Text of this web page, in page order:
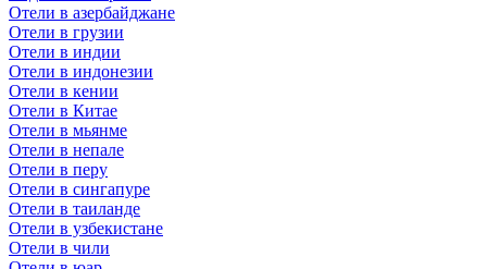
Отели в азербайджане
Отели в грузии
Отели в индии
Отели в индонезии
Отели в кении
Отели в Китае
Отели в мьянме
Отели в непале
Отели в перу
Отели в сингапуре
Отели в таиланде
Отели в узбекистане
Отели в чили